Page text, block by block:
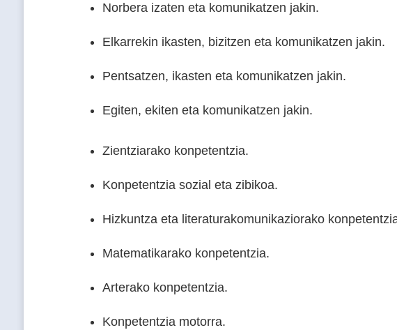
Norbera izaten eta komunikatzen jakin.
Elkarrekin ikasten, bizitzen eta komunikatzen jakin.
Pentsatzen, ikasten eta komunikatzen jakin.
Egiten, ekiten eta komunikatzen jakin.
Zientziarako konpetentzia.
Konpetentzia sozial eta zibikoa.
Hizkuntza eta literaturakomunikaziorako
Matematikarako konpetentzia.
Arterako konpetentzia.
Konpetentzia motorra.